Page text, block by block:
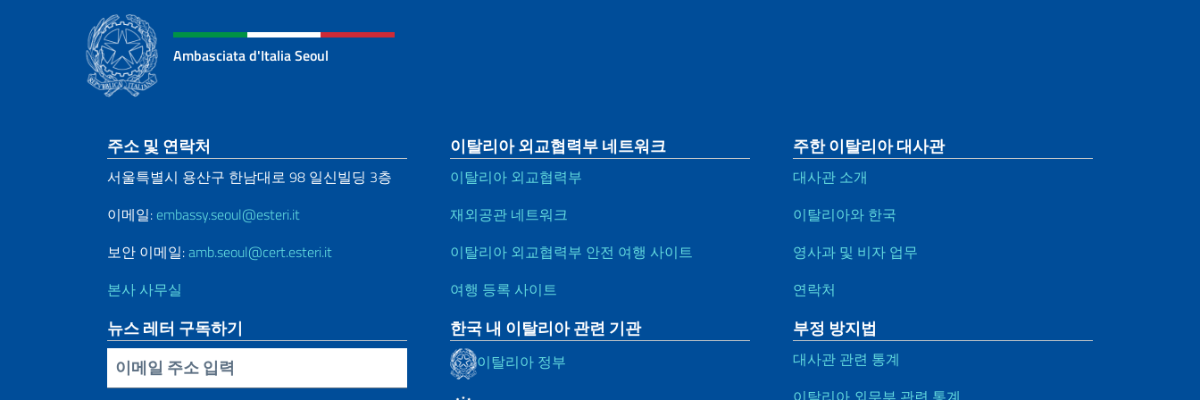
Ambasciata d'Italia Seoul
Sezione footer
주소 및 연락처
서울특별시 용산구 한남대로 98 일신빌딩 3층
이메일: embassy.seoul@esteri.it
보안 이메일:amb.seoul@cert.esteri.it
본사 사무실
뉴스 레터 구독하기
Inserisci la tua email
이탈리아 외교협력부 네트워크
이탈리아 외교협력부
재외공관 네트워크
이탈리아 외교협력부 안전 여행 사이트
여행 등록 사이트
한국 내 이탈리아 관련 기관
이탈리아 정부
주한 이탈리아 대사관
대사관 소개
이탈리아와 한국
영사과 및 비자 업무
연락처
부정 방지법
대사관 관련 통계